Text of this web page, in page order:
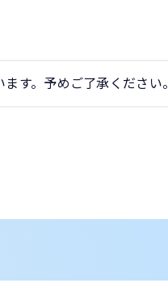
す。予めご了承ください。